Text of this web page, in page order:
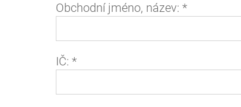
Obchodní jméno, název: *
IČ: *